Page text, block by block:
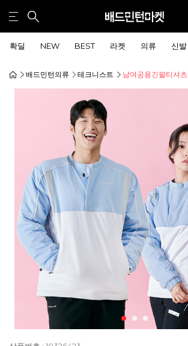
확딜 NEW BEST 라켓 의류 신발
배드민턴의류 테크니스트 남여공용긴팔티셔츠